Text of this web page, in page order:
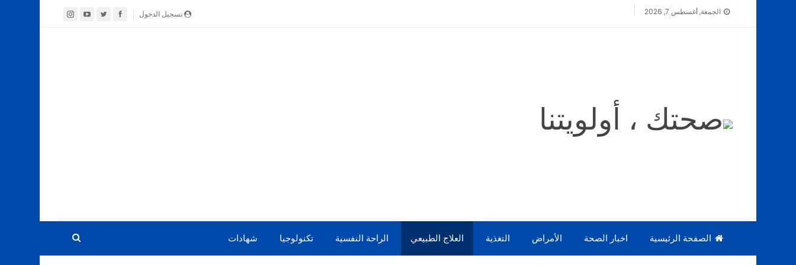
تسجيل الدخول الجمعة, أغسطس 7, 2026
الصفحة الرئيسية اخبار الصحة الأمراض التغذية العلاج الطبيعي الراحة النفسية تكنولوجيا شهادات